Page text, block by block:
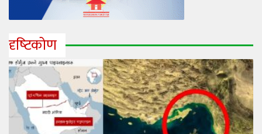
दृष्‍टिकोण